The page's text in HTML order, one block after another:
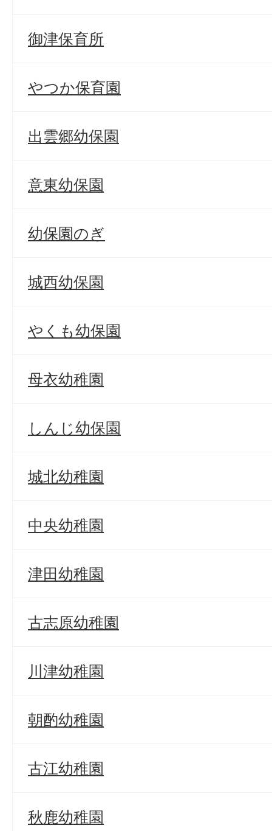
御津保育所
やつか保育園
出雲郷幼保園
意東幼保園
幼保園のぎ
城西幼保園
やくも幼保園
母衣幼稚園
しんじ幼保園
城北幼稚園
中央幼稚園
津田幼稚園
古志原幼稚園
川津幼稚園
朝酌幼稚園
古江幼稚園
秋鹿幼稚園